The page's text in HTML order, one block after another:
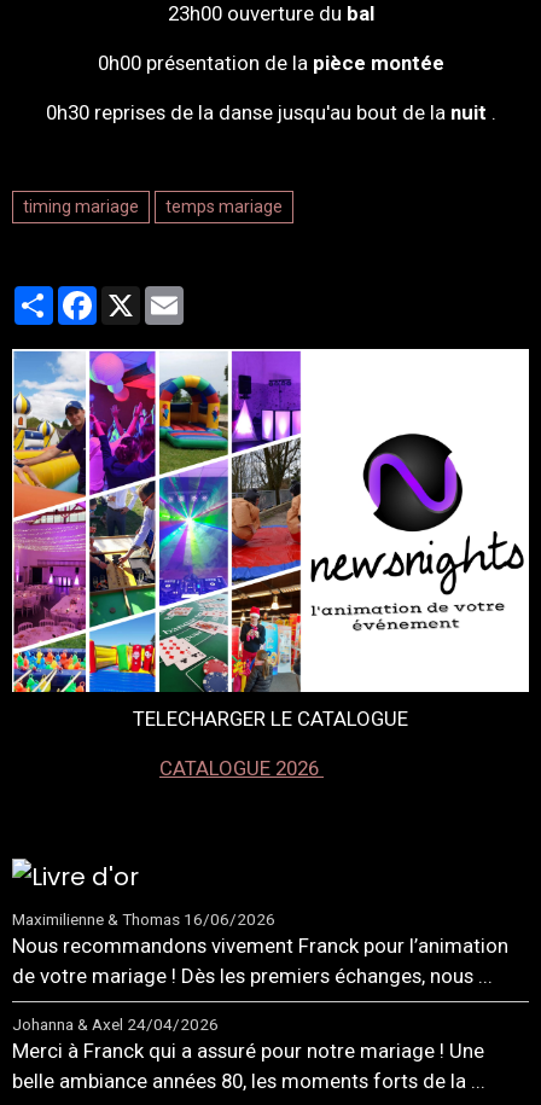
23h00 ouverture du bal
0h00 présentation de lapièce montée
0h30 reprises de la danse jusqu'au bout de lanuit .
timing mariage temps mariage
PartagerFacebook
X
TELECHARGER LE CATALOGUE
CATALOGUE 2026
Maximilienne & Thomas 16/06/2026
Nous recommandons vivement Franck pour l’animation
de votre mariage ! Dès les premiers échanges, nous ...
Johanna & Axel 24/04/2026
Merci à Franck qui a assuré pour notre mariage ! Une
belle ambiance années 80, les moments forts de la ...